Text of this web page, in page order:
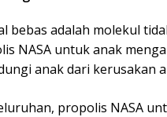
bebas adalah molekul
NASA untuk anak
anak dari kerusakan
propolis NASA